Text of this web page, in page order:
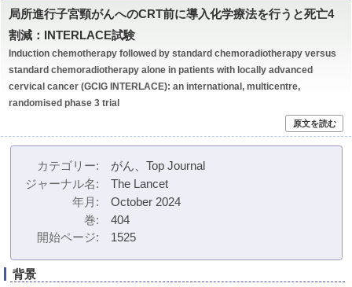
局所進行子宮頸がんへのCRT前に導入化学療法を行うと死亡4
割減：INTERLACE試験
Induction chemotherapy followed by standard chemoradiotherapy versus
standard chemoradiotherapy alone in patients with locally advanced
cervical cancer (GCIG INTERLACE): an international, multicentre,
randomised phase 3 trial
原文を読む
カテゴリー
がん、Top Journal
ジャーナル名
The Lancet
年月
October 2024
巻
404
開始ページ
1525
背景